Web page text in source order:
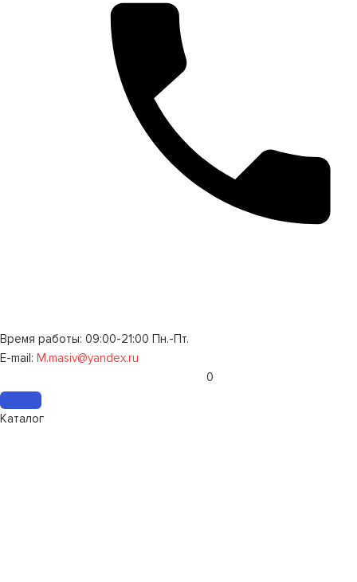
Время работы: 09:00-21:00 Пн.-Пт.
E-mail: M.masiv@yandex.ru
0
Каталог